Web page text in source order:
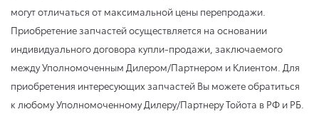
могут отличаться от максимальной цены перепродажи.
Приобретение запчастей осуществляется на основании
индивидуального договора купли-продажи, заключаемого
между Уполномоченным Дилером/Партнером и Клиентом. Для
приобретения интересующих запчастей Вы можете обратиться
к любому Уполномоченному Дилеру/Партнеру Тойота в РФ и РБ.